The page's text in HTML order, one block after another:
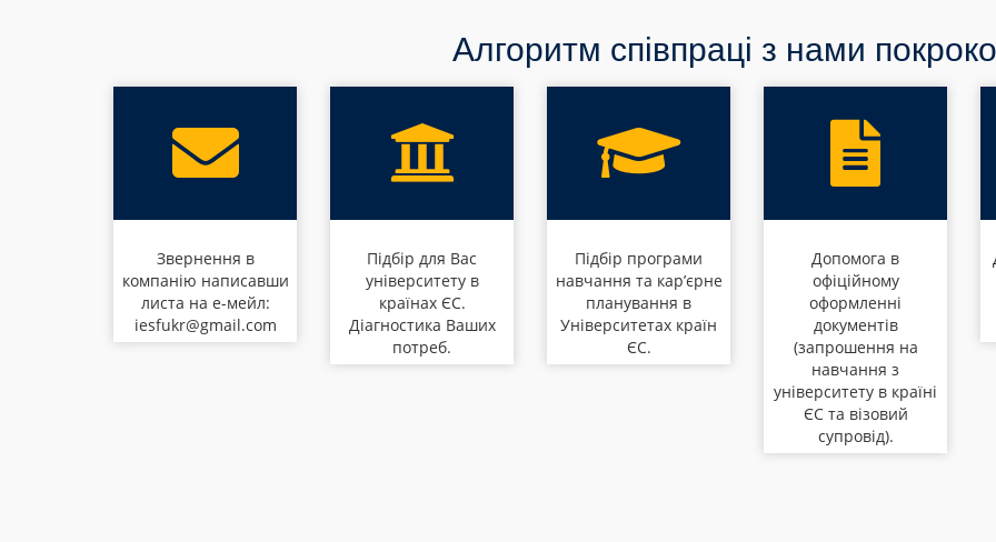
Алгоритм співпраці з нами
Звернення в
компанію написавши
листа на е-мейл:
iesfukr@gmail.com
Підбір для Вас
університету в
країнах ЄС.
Діагностика Ваших
потреб.
Підбір програми
навчання та кар’єрне
планування в
Університетах країн
ЄС.
Допомога в
офіційному
оформленні
документів
(запрошення на
навчання з
університету в країні
ЄС та візовий
супровід).